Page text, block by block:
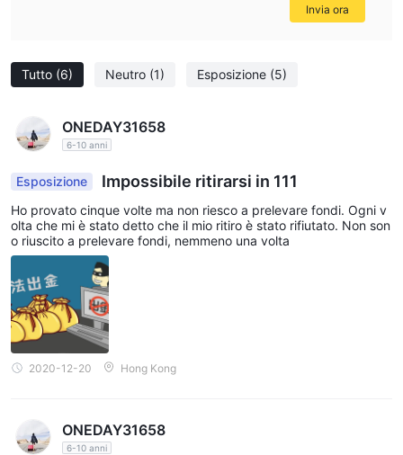
Tutto (6) Neutro (1) Esposizione (5)
ONEDAY31658
6-10 anni
Esposizione Impossibile ritirarsi in 111
Ho provato cinque volte ma non riesco a prelevare fondi. Ogni v
olta che mi è stato detto che il mio ritiro è stato rifiutato. Non son
o riuscito a prelevare fondi, nemmeno una volta
2020-12-20 Hong Kong
ONEDAY31658
6-10 anni
Invia ora